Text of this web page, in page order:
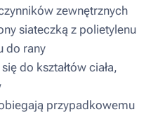
zewnętrznych
siateczką z polietylenu
do rany
do kształtów ciała,
przypadkowemu